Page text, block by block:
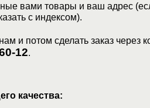
вами товары и ваш адрес
с индексом).
и потом сделать заказ через
12.
качества: